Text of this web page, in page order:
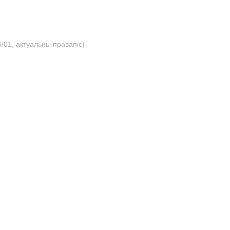
актуальны правапіс)